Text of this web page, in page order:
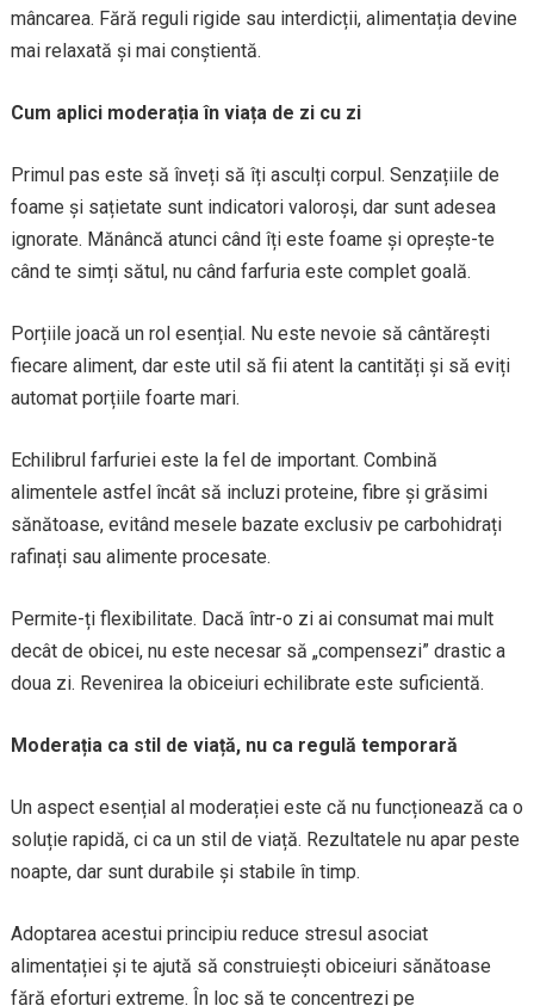
mâncarea. Fără reguli rigide sau interdicții, alimentația devine
mai relaxată și mai conștientă.
Cum aplici moderația în viața de zi cu zi
Primul pas este să înveți să îți asculți corpul. Senzațiile de
foame și sațietate sunt indicatori valoroși, dar sunt adesea
ignorate. Mănâncă atunci când îți este foame și oprește-te
când te simți sătul, nu când farfuria este complet goală.
Porțiile joacă un rol esențial. Nu este nevoie să cântărești
fiecare aliment, dar este util să fii atent la cantități și să eviți
automat porțiile foarte mari.
Echilibrul farfuriei este la fel de important. Combină
alimentele astfel încât să incluzi proteine, fibre și grăsimi
sănătoase, evitând mesele bazate exclusiv pe carbohidrați
rafinați sau alimente procesate.
Permite-ți flexibilitate. Dacă într-o zi ai consumat mai mult
decât de obicei, nu este necesar să „compensezi” drastic a
doua zi. Revenirea la obiceiuri echilibrate este suficientă.
Moderația ca stil de viață, nu ca regulă temporară
Un aspect esențial al moderației este că nu funcționează ca o
soluție rapidă, ci ca un stil de viață. Rezultatele nu apar peste
noapte, dar sunt durabile și stabile în timp.
Adoptarea acestui principiu reduce stresul asociat
alimentației și te ajută să construiești obiceiuri sănătoase
fără eforturi extreme. În loc să te concentrezi pe